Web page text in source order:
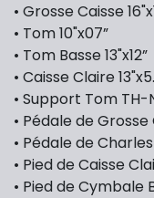
• Grosse Caisse
• Tom 10"x07”
• Tom Basse 13"x12”
• Caisse Claire
• Support Tom TH-
• Pédale de
• Pédale de
• Pied de Caisse
• Pied de Cymbale